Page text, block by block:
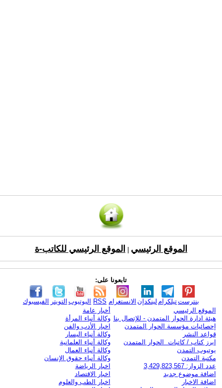
الموقع الرئيسي الموقع الرئيسي للكاتب-ة
تابعونا على:
الفيسبوك التويتر اليوتيوب RSS الانستغرام لينكدإن تيلكرامبنترست
الموقع الرئيسي
هيئة ادارة الحوار المتمدن - للإتصال بنا
إحصائيات مؤسسة الحوار المتمدن
قواعد النشر
ابرز كتاب / كاتبات الحوار المتمدن
يوتيوب التمدن
مكتبة التمدن
عدد الزوار: 3,429,823,567
اضافة موضوع جديد
اضافة الاخبار
أخبار عامة
وكالة أنباء المرأة
اخبار الأدب والفن
وكالة أنباء اليسار
وكالة أنباء العلمانية
وكالة أنباء العمال
وكالة أنباء حقوق الإنسان
اخبار الرياضة
اخبار الاقتصاد
اخبار الطب والعلوم